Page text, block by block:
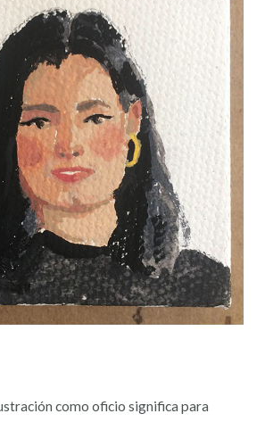
como oficio significa para